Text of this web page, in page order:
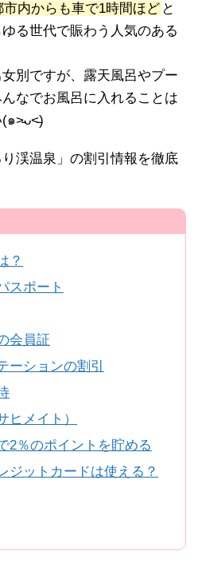
内からも車で1時間ほど と
る世代で賑わう人気のある
別ですが、露天風呂やプー
なでお風呂に入れることは
(๑˃̵ᴗ˂̵)
渓温泉」の割引情報を徹底
？
スポート
会員証
ーションの割引
ヒメイト）
2％のポイントを貯める
ジットカードは使える？